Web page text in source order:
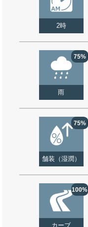
2時
75%
雨
75%
舗装（湿潤）
100%
カーブ